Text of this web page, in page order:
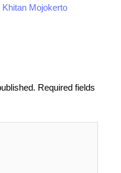
Mojokerto
Required fields